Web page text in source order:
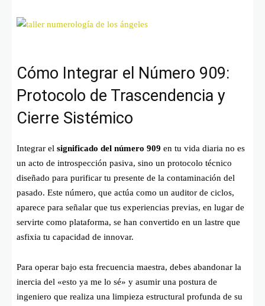
Cómo Integrar el Número 909:
Protocolo de Trascendencia y
Cierre Sistémico
Integrar el significado del número 909 en tu vida diaria no es
un acto de introspección pasiva, sino un protocolo técnico
diseñado para purificar tu presente de la contaminación del
pasado. Este número, que actúa como un auditor de ciclos,
aparece para señalar que tus experiencias previas, en lugar de
servirte como plataforma, se han convertido en un lastre que
asfixia tu capacidad de innovar.
Para operar bajo esta frecuencia maestra, debes abandonar la
inercia del «esto ya me lo sé» y asumir una postura de
ingeniero que realiza una limpieza estructural profunda de su